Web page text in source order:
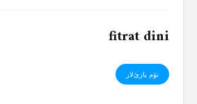
fitrat dini
تۆم یازئ‌لار